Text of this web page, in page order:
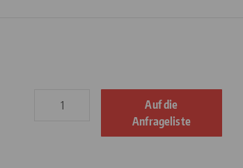
Auf die
Anfrageliste